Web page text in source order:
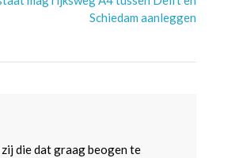
Schiedam aanleggen
die dat graag beogen te